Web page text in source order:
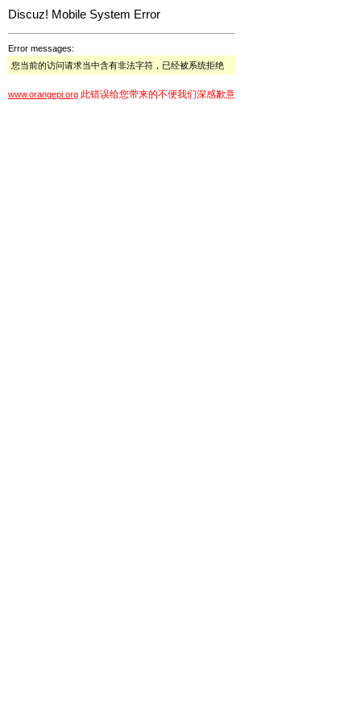
Discuz! Mobile System Error
Error messages:
您当前的访问请求当中含有非法字符，已经被系统拒绝
www.orangepi.org 此错误给您带来的不便我们深感歉意